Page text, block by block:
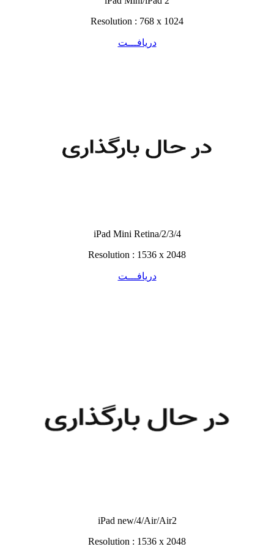
Resolution : 768 x 1024
دریافـــت
iPad Mini Retina/2/3/4
Resolution : 1536 x 2048
دریافـــت
iPad new/4/Air/Air2
Resolution : 1536 x 2048